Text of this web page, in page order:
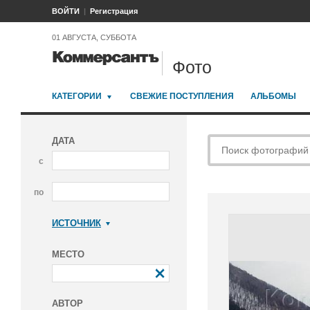
ВОЙТИ Регистрация
01 АВГУСТА, СУББОТА
Фото
КАТЕГОРИИ СВЕЖИЕ ПОСТУПЛЕНИЯ АЛЬБОМЫ
ДАТА
с
по
ИСТОЧНИК
МЕСТО
АВТОР